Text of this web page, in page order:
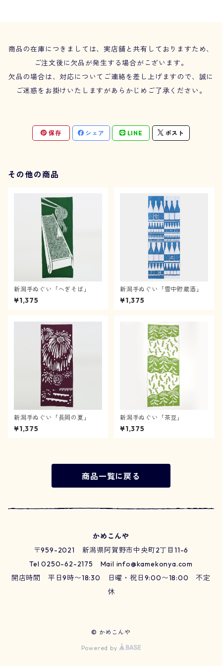
商品の在庫につきましては、実店舗と共有しておりますため、
ご注文後に欠品が発生する場合がこざいます。
欠品の場合は、対応についてご連絡を差し上げますので、誠に
ご迷惑をお掛けいたしますがあらかじめご了承ください。
保存 シェア LINE ポスト
その他の商品
新潟手ぬぐい「へぎそば」
¥1,375
新潟手ぬぐい「雪中貯蔵酒」
¥1,375
新潟手ぬぐい「長岡の夏」
¥1,375
新潟手ぬぐい「茶豆」
¥1,375
商品一覧に戻る
かめこんや
〒959-2021 新潟県阿賀野市中央町2丁目11-6
Tel 0250-62-2175 Mail info@kamekonya.com
開店時間 平日9時〜18:30 日曜・祝日9:00〜18:00 不定
休
© かめこんや
Powered by